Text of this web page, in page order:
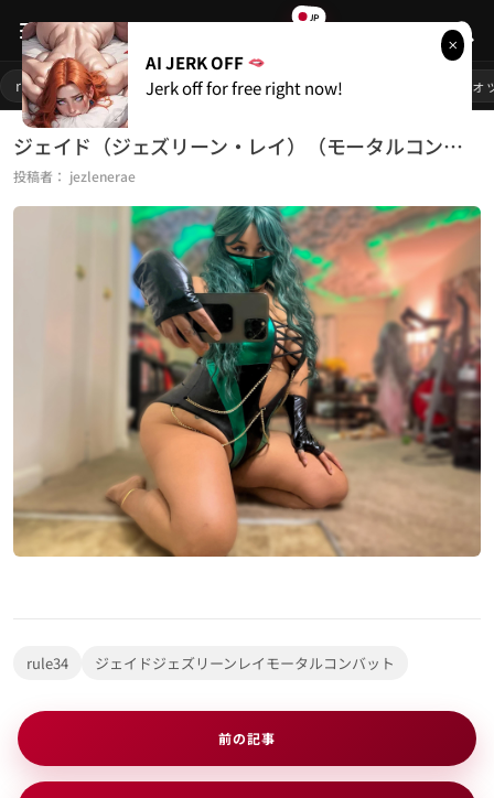
RULE34 JP
rule34 1girl 巨乳 ポルノ 変態おっぱい オーバーウォ
人気リンク
始める
ライブカメラ
66,455
21,115
フレンドリンク
ヘンタイ 4k
便利リンク
ジェイド（ジェズリーン・レイ）（モータルコンバット）
投稿者： jezlenerae
rule34 ジェイドジェズリーンレイモータルコンバット
前の記事
AI JERK OFF
Jerk off for free right now!